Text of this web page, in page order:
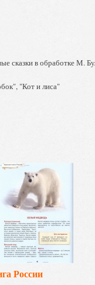
сказки в обработке М.
"Кот и лиса"
России